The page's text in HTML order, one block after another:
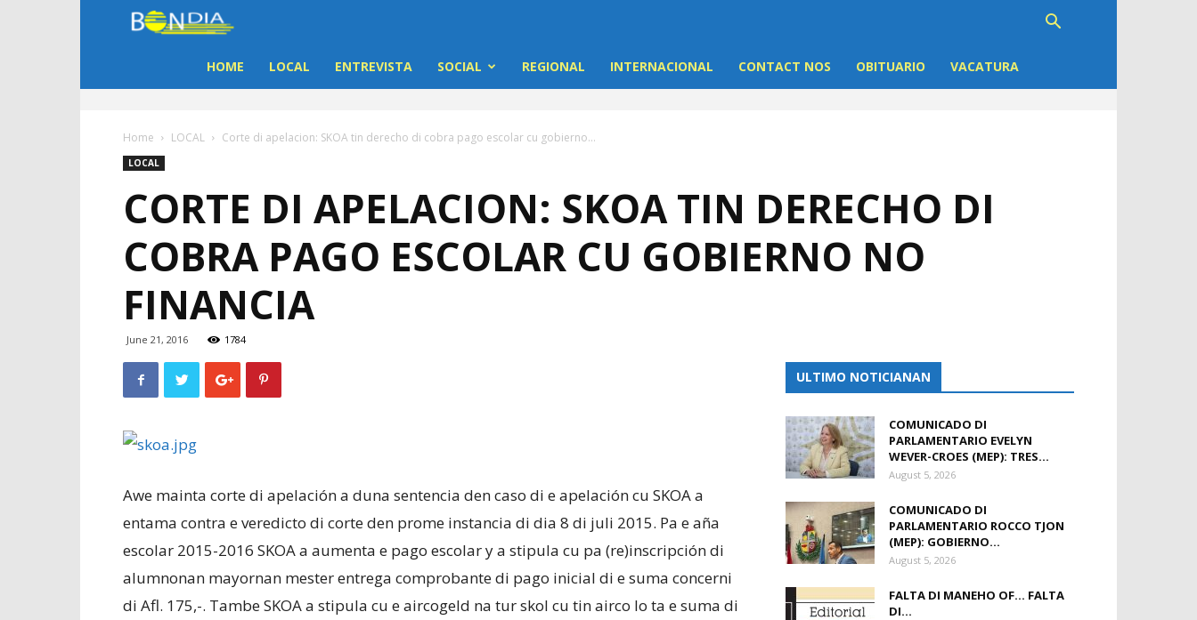
Dia
Noticia
di
Aruba
HOME LOCAL ENTREVISTA SOCIAL REGIONAL INTERNACIONAL CONTACT NOS OBITUARIO VACATURA
Home LOCAL Corte di apelacion: SKOA tin derecho di cobra pago escolar cu gobierno...
LOCAL
CORTE DI APELACION: SKOA TIN DERECHO DI
COBRA PAGO ESCOLAR CU GOBIERNO NO
FINANCIA
June 21, 2016 1784
Awe mainta corte di apelación a duna sentencia den caso di e apelación cu SKOA a
entama contra e veredicto di corte den prome instancia di dia 8 di juli 2015. Pa e aña
escolar 2015-2016 SKOA a aumenta e pago escolar y a stipula cu pa (re)inscripción di
alumnonan mayornan mester entrega comprobante di pago inicial di e suma concerni
di Afl. 175,-. Tambe SKOA a stipula cu e aircogeld na tur skol cu tin airco lo ta e suma di
ULTIMO NOTICIANAN
COMUNICADO DI
PARLAMENTARIO EVELYN
WEVER-CROES (MEP): TRES...
August 5, 2026
COMUNICADO DI
PARLAMENTARIO ROCCO TJON
(MEP): GOBIERNO...
August 5, 2026
FALTA DI MANEHO OF… FALTA
DI...